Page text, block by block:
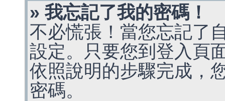
» 我忘記了我的密碼！
不必慌張！當您忘記了
設定。只要您到登入頁
依照說明的步驟完成，
密碼。